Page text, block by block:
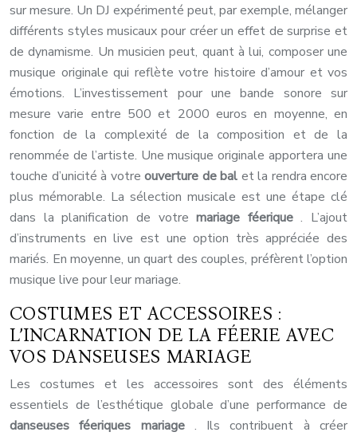
sur mesure. Un DJ expérimenté peut, par exemple, mélanger
différents styles musicaux pour créer un effet de surprise et
de dynamisme. Un musicien peut, quant à lui, composer une
musique originale qui reflète votre histoire d’amour et vos
émotions. L’investissement pour une bande sonore sur
mesure varie entre 500 et 2000 euros en moyenne, en
fonction de la complexité de la composition et de la
renommée de l’artiste. Une musique originale apportera une
touche d’unicité à votre ouverture de bal et la rendra encore
plus mémorable. La sélection musicale est une étape clé
dans la planification de votremariage féerique. L’ajout
d’instruments en live est une option très appréciée des
mariés. En moyenne, un quart des couples, préfèrent l’option
musique live pour leur mariage.
COSTUMES ET ACCESSOIRES :
L’INCARNATION DE LA FÉERIE AVEC
VOS DANSEUSES MARIAGE
Les costumes et les accessoires sont des éléments
essentiels de l’esthétique globale d’une performance de
danseuses féeriques mariage . Ils contribuent à créer